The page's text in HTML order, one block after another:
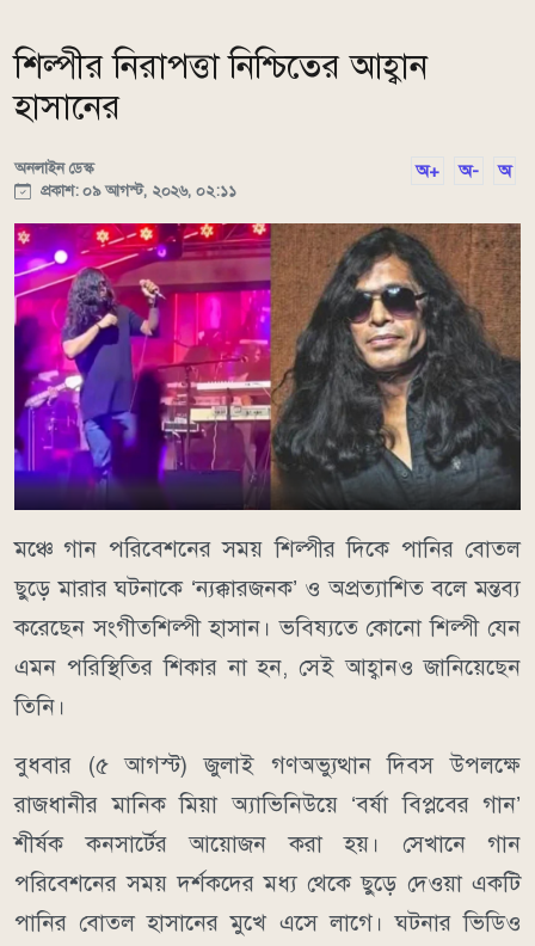
শিল্পীর নিরাপত্তা নিশ্চিতের আহ্বান
হাসানের
অনলাইন ডেস্ক
প্রকাশ: ০৯ আগস্ট, ২০২৬, ০২:১১
অ+ অ- অ
মঞ্চে গান পরিবেশনের সময় শিল্পীর দিকে পানির বোতল
ছুড়ে মারার ঘটনাকে ‘ন্যক্কারজনক’ ও অপ্রত্যাশিত বলে মন্তব্য
করেছেন সংগীতশিল্পী হাসান। ভবিষ্যতে কোনো শিল্পী যেন
এমন পরিস্থিতির শিকার না হন, সেই আহ্বানও জানিয়েছেন
তিনি।
বুধবার (৫ আগস্ট) জুলাই গণঅভ্যুত্থান দিবস উপলক্ষে
রাজধানীর মানিক মিয়া অ্যাভিনিউয়ে ‘বর্ষা বিপ্লবের গান’
শীর্ষক কনসার্টের আয়োজন করা হয়। সেখানে গান
পরিবেশনের সময় দর্শকদের মধ্য থেকে ছুড়ে দেওয়া একটি
পানির বোতল হাসানের মুখে এসে লাগে। ঘটনার ভিডিও